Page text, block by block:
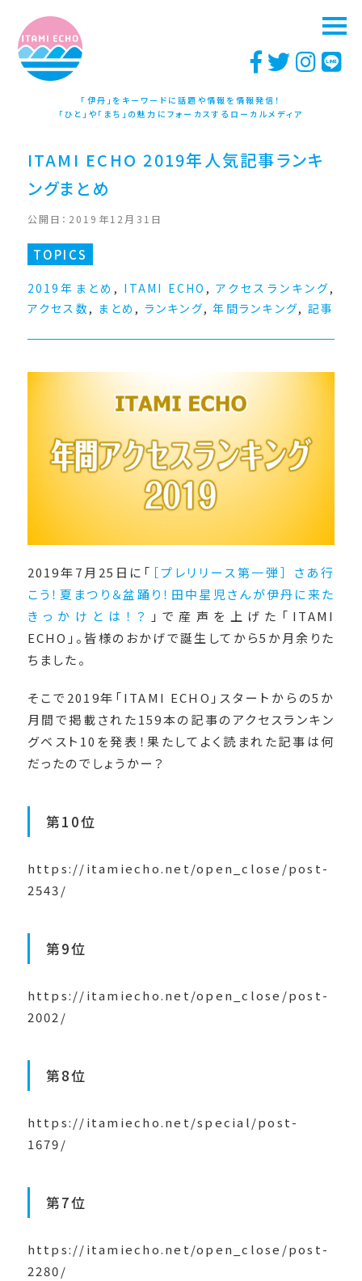
「伊丹」をキーワードに話題や情報を情報発信！
「ひと」や「まち」の魅力にフォーカスするローカルメディア
ITAMI ECHO 2019年人気記事ランキ
ングまとめ
公開日：2019年12月31日
TOPICS
2019年まとめ , ITAMI ECHO ,アクセスランキング,
アクセス数 , まとめ , ランキング,年間ランキング, 記事
2019年7月25日に「 ［プレリリース第一弾］ さあ行
こう！夏まつり＆盆踊り！田中星児さんが伊丹に来た
きっかけとは！？
」で産声を上げた「ITAMI
ECHO」。皆様のおかげで誕生してから5か月余りた
ちました。
そこで2019年「ITAMI ECHO」スタートからの5か
月間で掲載された159本の記事のアクセスランキン
グベスト10を発表！果たしてよく読まれた記事は何
だったのでしょうかー？
第10位
https://itamiecho.net/open_close/post-
2543/
第9位
https://itamiecho.net/open_close/post-
2002/
第8位
https://itamiecho.net/special/post-
1679/
第7位
https://itamiecho.net/open_close/post-
2280/